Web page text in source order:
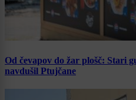
Od čevapov do žar plošč: Stari
navdušil Ptujčane